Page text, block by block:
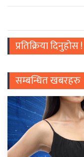
प्रतिक्रिया दिनुहोस !
सम्बन्धित खबरहरु